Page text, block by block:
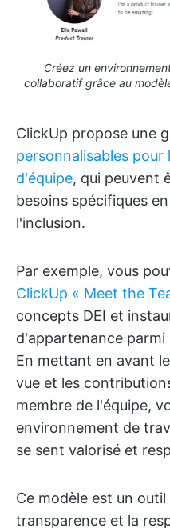
Créez un
collaboratif grâce au
ClickUp propose une
personnalisables
d'équipe, qui peuvent
besoins spécifiques
l'inclusion.
Par exemple, vous
ClickUp « Meet the
concepts DEI et
d'appartenance parmi
En mettant en avant
vue et les
membre de l'équipe,
environnement de
se sent valorisé et
Ce modèle est un
transparence et la